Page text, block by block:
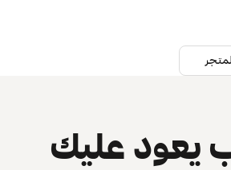
يعود عليك